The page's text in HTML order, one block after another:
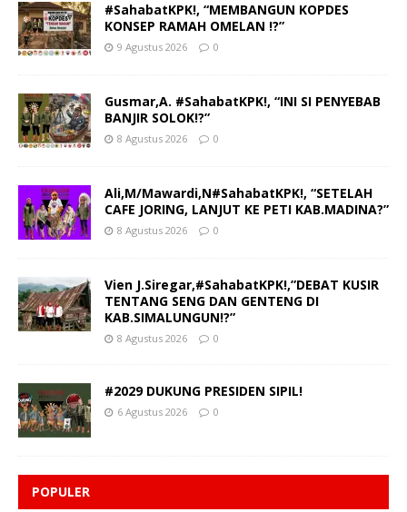
#SahabatKPK!, “MEMBANGUN KOPDES
KONSEP RAMAH OMELAN !?”
9 Agustus 2026 0
Gusmar,A. #SahabatKPK!, “INI SI PENYEBAB
BANJIR SOLOK!?”
8 Agustus 2026 0
Ali,M/Mawardi,N#SahabatKPK!, “SETELAH
CAFE JORING, LANJUT KE PETI KAB.MADINA?”
8 Agustus 2026 0
Vien J.Siregar,#SahabatKPK!,”DEBAT KUSIR
TENTANG SENG DAN GENTENG DI
KAB.SIMALUNGUN!?”
8 Agustus 2026 0
#2029 DUKUNG PRESIDEN SIPIL!
6 Agustus 2026 0
POPULER